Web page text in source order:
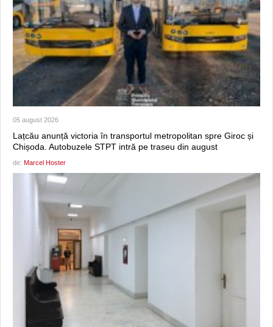
05 august 2026
Lațcău anunță victoria în transportul metropolitan spre Giroc și
Chișoda. Autobuzele STPT intră pe traseu din august
de: Marcel Hoster